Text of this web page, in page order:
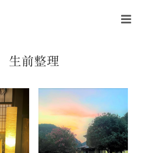
生前整理